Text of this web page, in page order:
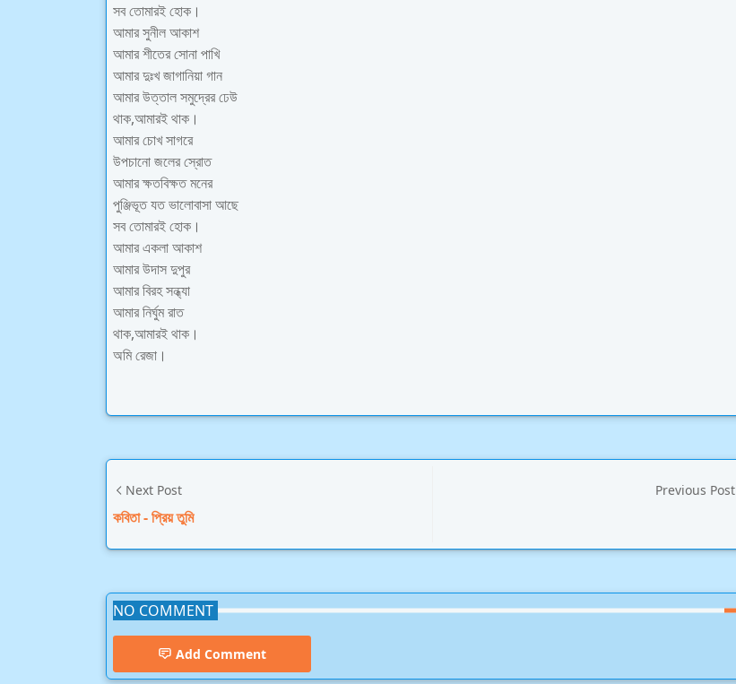
সব তোমারই হোক।
আমার সুনীল আকাশ
আমার শীতের সোনা পাখি
আমার দুঃখ জাগানিয়া গান
আমার উত্তাল সমুদ্রের ঢেউ
থাক,আমারই থাক।
আমার চোখ সাগরে
উপচানো জলের স্রোত
আমার ক্ষতবিক্ষত মনের
পুঞ্জিভূত যত ভালোবাসা আছে
সব তোমারই হোক।
আমার একলা আকাশ
আমার উদাস দুপুর
আমার বিরহ সন্ধ্যা
আমার নির্ঘুম রাত
থাক,আমারই থাক।
অমি রেজা।
Next Post
কবিতা - প্রিয় তুমি
Previous Post
NO COMMENT
Add Comment